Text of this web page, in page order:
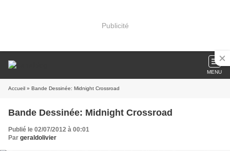
Publicité
MENU
Accueil » Bande Dessinée: Midnight Crossroad
Bande Dessinée: Midnight Crossroad
Publié le 02/07/2012 à 00:01
Par geraldolivier